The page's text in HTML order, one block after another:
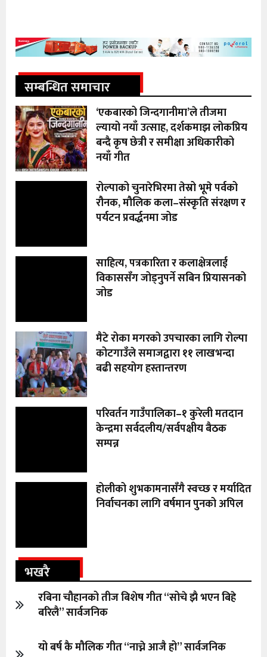
सम्बन्धित समाचार
‘एकबारको जिन्दगानीमा’ले तीजमा
ल्यायो नयाँ उत्साह, दर्शकमाझ लोकप्रिय
बन्दै कृष छेत्री र समीक्षा अधिकारीको
नयाँ गीत
रोल्पाको चुनारेभिरमा तेस्रो भूमे पर्वको
रौनक, मौलिक कला–संस्कृति संरक्षण र
पर्यटन प्रवर्द्धनमा जोड
साहित्य, पत्रकारिता र कलाक्षेत्रलाई
विकाससँग जोड्नुपर्ने सबिन प्रियासनको
जोड
मैटे रोका मगरको उपचारका लागि रोल्पा
कोटगाउँले समाजद्वारा ११ लाखभन्दा
बढी सहयोग हस्तान्तरण
परिवर्तन गाउँपालिका–१ कुरेली मतदान
केन्द्रमा सर्वदलीय/सर्वपक्षीय बैठक
सम्पन्न
होलीको शुभकामनासँगै स्वच्छ र मर्यादित
निर्वाचनका लागि वर्षमान पुनको अपिल
भखरै
रबिना चौहानको तीज बिशेष गीत “सोचे झै भएन बिहे
बरिलै” सार्वजनिक
यो बर्ष कै मौलिक गीत “नाच्ने आजै हो” सार्वजनिक